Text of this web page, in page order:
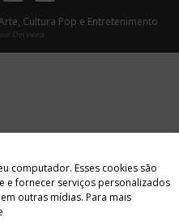
computador. Esses cookies são
e fornecer serviços personalizados
outras mídias. Para mais
Cultura Pop e Entretenimento
Del Vieira